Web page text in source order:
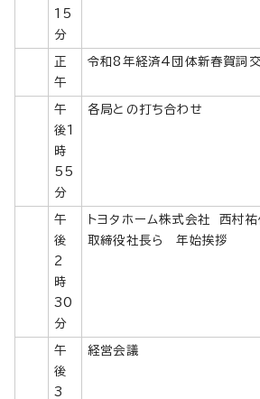
15
分
正
午
令和8年経済4団体新春賀詞
午
後1
時
55
分
各局との打ち合わせ
午
後
2
時
30
分
トヨタホーム株式会社 西村祐
取締役社長ら 年始挨拶
午
後
3
経営会議